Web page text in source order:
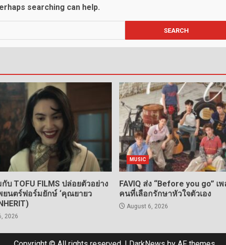
searching can help.
กับ TOFU FILMS ปล่อยตัวอย่าง
ยนตร์ฟอร์มยักษ์ ‘คุณยายว
2026
MUSIC
FAVIQ ส่ง “Before you go” เ
คนที่เลือกรักษาหัวใจตัวเอง
August 6, 2026